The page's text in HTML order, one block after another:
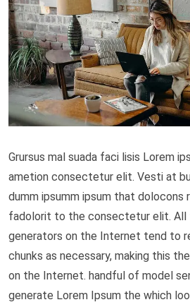
Grursus mal suada faci lisis Lorem
ametion consectetur elit. Vesti at
dumm ipsumm ipsum that dolocons
fadolorit to the consectetur elit. All
generators on the Internet tend to
chunks as necessary, making this
on the Internet. handful of model
generate Lorem Ipsum the which